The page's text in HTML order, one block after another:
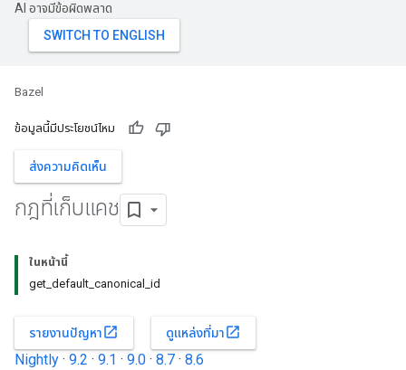
AI อาจมีข้อผิดพลาด
Bazel
ข้อมูลนี้มีประโยชน์ไหม
ส่งความคิดเห็น
กฎที่เก็บแคช
ในหน้านี้
get_default_canonical_id
รายงานปัญหาopen_in_new ดูแหล่งที่มาopen_in_new
Nightly · 9.2 · 9.1 · 9.0 · 8.7 · 8.6